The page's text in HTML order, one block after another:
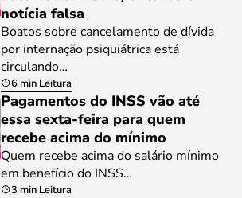
notícia falsa
Boatos sobre cancelamento de dívida
por internação psiquiátrica está
circulando…
6 min Leitura
Pagamentos do INSS vão até
essa sexta-feira para quem
recebe acima do mínimo
Quem recebe acima do salário mínimo
em benefício do INSS…
3 min Leitura